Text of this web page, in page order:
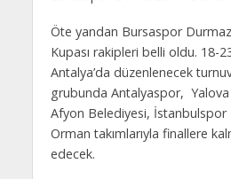
Öte yandan Bursaspor
Kupası rakipleri belli oldu. 18-
Antalya’da düzenlenecek
grubunda Antalyaspor,
Afyon Belediyesi, İstanbulspor
Orman takımlarıyla finallere
edecek.